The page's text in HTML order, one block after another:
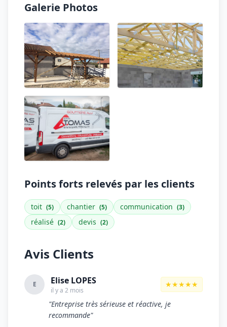
Galerie Photos
Points forts relevés par les clients
toit (5) chantier (5) communication (3)
réalisé (2) devis (2)
Avis Clients
E Elise LOPES
il y a 2 mois
★★★★★
"Entreprise très sérieuse et réactive, je
recommande"